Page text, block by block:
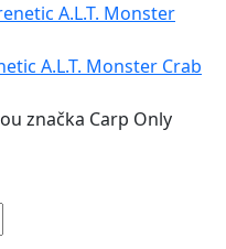
A.L.T. Monster Crab
značka Carp Only